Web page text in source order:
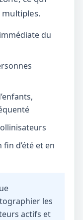
du
d’été et en
les
actifs et